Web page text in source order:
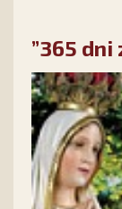
”365 dni